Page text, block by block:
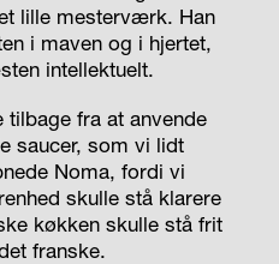
lille mesterværk. Han
i maven og i hjertet,
intellektuelt.
fra at anvende
saucer, som vi lidt
Noma, fordi vi
skulle stå klarere
køkken skulle stå frit
franske.